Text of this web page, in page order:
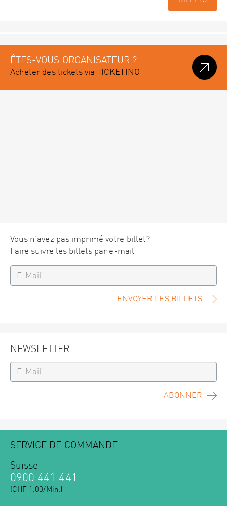
ÊTES-VOUS ORGANISATEUR ?
Acheter des tickets via TICKETINO
Vous n’avez pas imprimé votre billet?
Faire suivre les billets par e-mail
ENVOYER LES BILLETS
NEWSLETTER
ABONNER
SERVICE DE COMMANDE
Suisse
0900 441 441
(CHF 1.00/Min.)